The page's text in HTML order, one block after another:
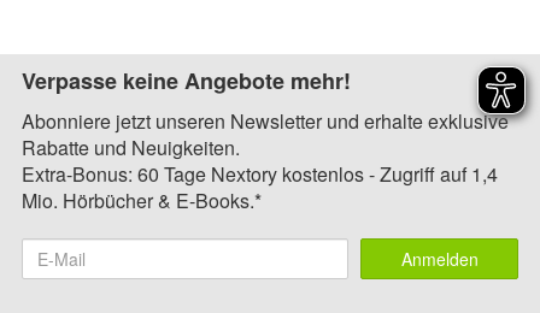
Verpasse keine Angebote mehr!
Abonniere jetzt unseren Newsletter und erhalte exklusive
Rabatte und Neuigkeiten.
Extra-Bonus: 60 Tage Nextory kostenlos - Zugriff auf 1,4
Mio. Hörbücher & E-Books.*
Anmelden